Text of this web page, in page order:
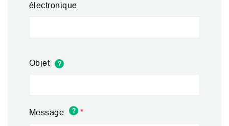
électronique
Objet ?
Message ?